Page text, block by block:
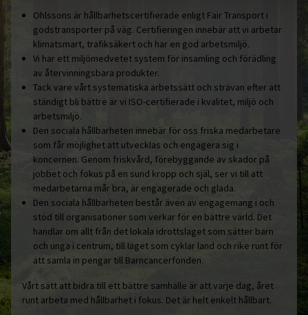
Ohlssons är hållbarhetscertifierade enligt Fair Transport i
godstransporter på väg. Certifieringen innebär att vi arbetar
klimatsmart, trafiksäkert och har en god arbetsmiljö.
Vi har ett miljömedvetet system för insamling och förädling
av återvinningsbara produkter.
Tack vare vårt systematiska arbetssätt och strävan efter att
ständigt bli bättre är vi ISO-certifierade i kvalitet, miljö och
arbetsmiljö.
Den sociala hållbarheten innebär för oss friska medarbetare
som får möjlighet att utvecklas och engagera sig i
koncernen. Genom friskvård, förebyggande av skador på
jobbet och fokus på en sund kropp och själ, ser vi till att
medarbetarna mår bra, är engagerade och glada.
Den sociala hållbarheten består även av engagemang i och
stöd till organisationer som verkar för en bättre värld. Det
handlar om allt från det lokala idrottslaget som sätter barn
och unga i centrum, till laget som cyklar land och rike runt för
att samla in pengar till Barncancerfonden.
Vårt sätt att bidra till ett bättre samhälle är att varje dag, året
runt arbeta med hållbarhet i fokus. Det är helt enkelt hållbart.